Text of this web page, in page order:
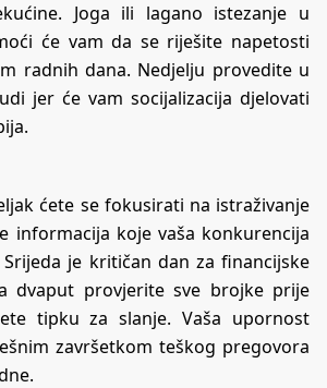
Joga ili lagano istezanje u
će vam da se riješite napetosti
radnih dana. Nedjelju provedite u
jer će vam socijalizacija djelovati
ćete se fokusirati na istraživanje
informacija koje vaša konkurencija
je kritičan dan za financijske
dvaput provjerite sve brojke prije
tipku za slanje. Vaša upornost
završetkom teškog pregovora